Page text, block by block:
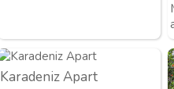
Karadeniz Apart